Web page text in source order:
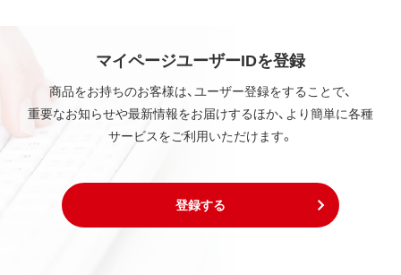
マイページユーザーIDを登録
商品をお持ちのお客様は、ユーザー登録をすることで、
重要なお知らせや最新情報をお届けするほか、より簡単に各種
サービスをご利用いただけます。
登録する